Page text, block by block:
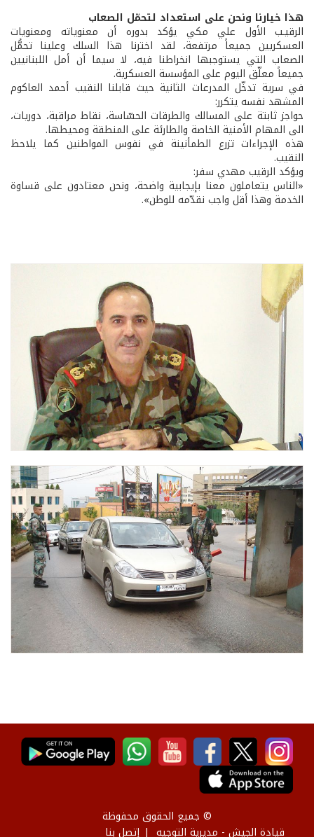
هذا خيارنا ونحن على استعداد لتحمّل الصعاب
الرقيـب الأول علي مكي يؤكد بدوره أن معنوياته ومعنويات
العسكريين جميعاً مرتفعة، لقد اخترنا هذا السلك وعلينا تحمُّل
الصعاب التي يستوجبها انخراطنا فيه، لا سيما أن أمل اللبنانيين
جميعاً معلّق اليوم على المؤسسة العسكرية.
في سرية تدخّل المدرعات الثانية حيث قابلنا النقيب أحمد العاكوم
المشهد نفسه يتكرر:
حواجز ثابتة على المسالك والطرقات الحسّاسة، نقاط مراقبة، دوريات،
الى المهام الأمنية الخاصة والطارئة على المنطقة ومحيطها.
هذه الإجراءات تزرع الطمأنينة في نفوس المواطنين كما يلاحظ
النقيب.
ويؤكد الرقيب مهدي سفر:
«الناس يتعاملون معنا بإيجابية واضحة، ونحن معتادون على قساوة
الخدمة وهذا أقل واجب نقدّمه للوطن».
© جميع الحقوق محفوظة
قيادة الجيش - مديرية التوجيه
إتصل بنا